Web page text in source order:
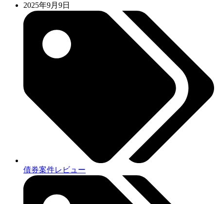
2025年9月9日
債券案件レビュー